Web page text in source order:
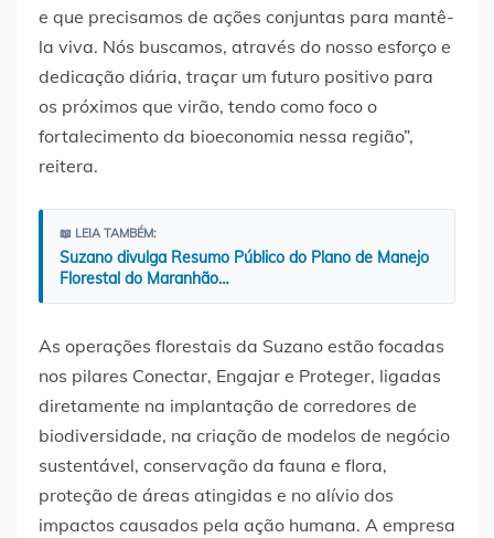
e que precisamos de ações conjuntas para mantê-
la viva. Nós buscamos, através do nosso esforço e
dedicação diária, traçar um futuro positivo para
os próximos que virão, tendo como foco o
fortalecimento da bioeconomia nessa região”,
reitera.
📖 LEIA TAMBÉM:
Suzano divulga Resumo Público do Plano de Manejo
Florestal do Maranhão…
As operações florestais da Suzano estão focadas
nos pilares Conectar, Engajar e Proteger, ligadas
diretamente na implantação de corredores de
biodiversidade, na criação de modelos de negócio
sustentável, conservação da fauna e flora,
proteção de áreas atingidas e no alívio dos
impactos causados pela ação humana. A empresa